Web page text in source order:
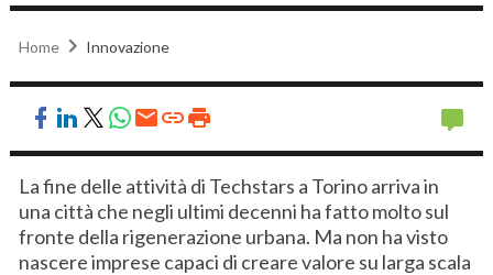
Home Innovazione
La fine delle attività di Techstars a Torino arriva in
una città che negli ultimi decenni ha fatto molto sul
fronte della rigenerazione urbana. Ma non ha visto
nascere imprese capaci di creare valore su larga scala